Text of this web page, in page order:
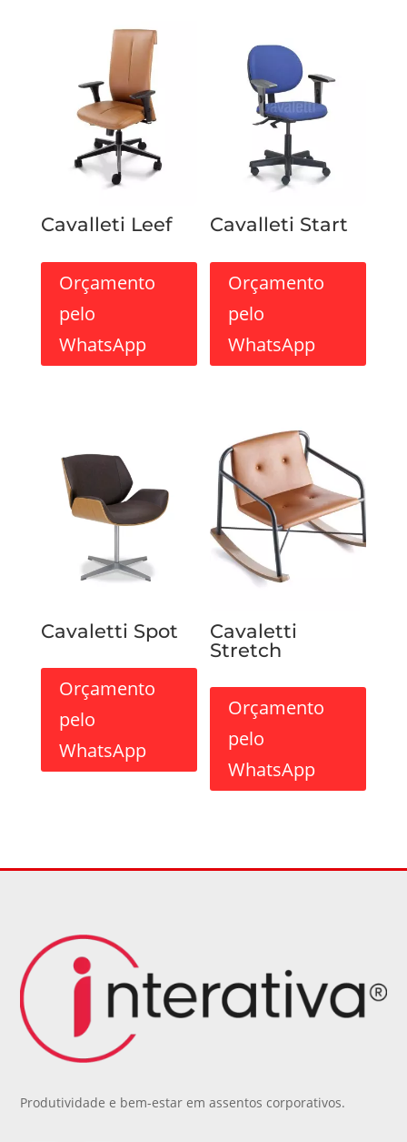
Cavalleti Leef
Orçamento
pelo
WhatsApp
Cavalleti Start
Orçamento
pelo
WhatsApp
Cavaletti Spot
Orçamento
pelo
WhatsApp
Cavaletti
Stretch
Orçamento
pelo
WhatsApp
Produtividade e bem-estar em assentos corporativos.